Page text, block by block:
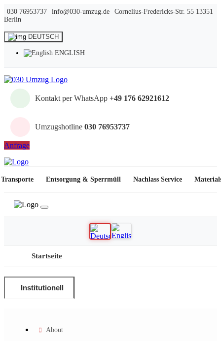
030 76953737 info@030-umzug.de
Cornelius-Fredericks-Str. 55 13351
Berlin
DEUTSCH
ENGLISH
Kontakt per WhatsApp +49 176 62921612
Umzugshotline 030 76953737
Anfrage
Entsorgung & Sperrmüll Nachlass Service
Startseite
Institutionell
About